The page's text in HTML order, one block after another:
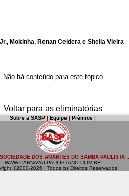
Mokinha, Renan Celdera e Sheila Vieira
Não há conteúdo para este tópico
Voltar para as eliminatórias
Sobre a SASP | Equipe | Prêmios |
DOS AMANTES DO SAMBA PAULISTA ::
WWW.CARNAVALPAULISTANO.COM.BR
©2000-2026 | Todos os Direitos Reservados